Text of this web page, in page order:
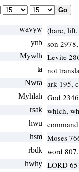
wavyw (bare, lift,
ynb son
Mywlh Levite
ta not
Nwra ark 195,
Myhlah God
rsak which,
hwu
hsm Moses
rbdk word
hwhy LORD